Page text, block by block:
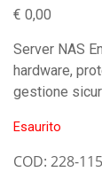
€ 0,00
Server NAS
hardware,
gestione
Esaurito
COD: 228-